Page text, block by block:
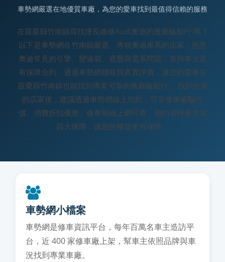
車勢網嚴選在地優質車廠，為您的愛車找到最值得信賴的服務
在苗栗縣竹南鎮尋找擅長維修Audi奧迪的推薦輪胎行 嗎？
以下是車勢網在竹南鎮嚴選、專精奧迪車系的店家，熟悉
奧迪常見的引擎、變速箱、底盤與電系問題，並與車主簽
有保障合約、通過車勢網稽核與真實評價，讓您的愛車在
苗栗縣竹南鎮也能找到專業可靠的推薦輪胎行 。找到合適
的店家後，建議透過車勢網線上預約，可享修車被騙代
償、消費折扣優惠、修車明細上網可查、預約省時優先等
四大保障，讓您的權益更有保障。
車勢網小檔案
車勢網是修車資訊平台，每年百萬名車主造訪平
台，近 400 家修車廠上架，幫車主依照品牌與車
況找到專業車廠。